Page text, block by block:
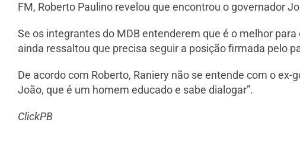
FM, Roberto Paulino revelou que encontrou o governador
Se os integrantes do MDB entenderem que é o melhor
ainda ressaltou que precisa seguir a posição firmada pelo
De acordo com Roberto, Raniery não se entende com o
João, que é um homem educado e sabe dialogar”.
ClickPB